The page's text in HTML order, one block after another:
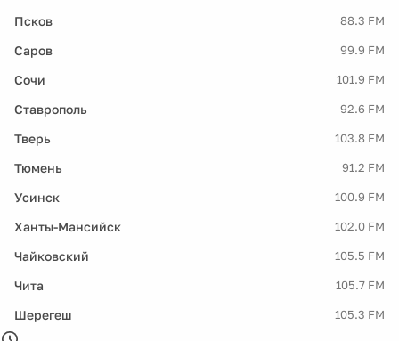
Псков 88.3 FM
Саров 99.9 FM
Сочи 101.9 FM
Ставрополь 92.6 FM
Тверь 103.8 FM
Тюмень 91.2 FM
Усинск 100.9 FM
Ханты-Мансийск 102.0 FM
Чайковский 105.5 FM
Чита 105.7 FM
Шерегеш 105.3 FM